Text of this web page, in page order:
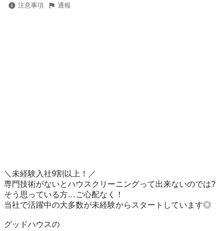
注意事項 通報
＼未経験入社9割以上！／
専門技術がないとハウスクリーニングって出来ないのでは?
そう思っている方…ご心配なく！
当社で活躍中の大多数が未経験からスタートしています◎
グッドハウスの